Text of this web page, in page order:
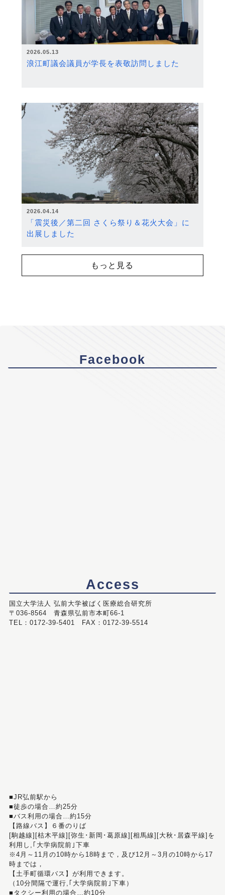
2026.05.13
浪江町議会議員が学長を表敬訪問しました
2026.04.14
「震災後／第二回 さくら祭り＆花火大会」に
出展しました
もっと見る
Facebook
Access
国立大学法人 弘前大学被ばく医療総合研究所
〒036-8564 青森県弘前市本町66-1
TEL：0172-39-5401 FAX：0172-39-5514
■JR弘前駅から
■徒歩の場合…約25分
■バス利用の場合…約15分
【路線バス】６番のりば
[駒越線][枯木平線][弥生･新岡･葛原線][相馬線][大秋･居森平線]を
利用し,｢大学病院前｣下車
※4月～11月の10時から18時まで，及び12月～3月の10時から17
時までは，
【土手町循環バス】が利用できます。
（10分間隔で運行,｢大学病院前｣下車）
■タクシー利用の場合…約10分